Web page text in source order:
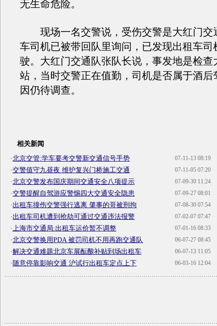
无生命危险。
现场一名交警说，受伤交警是大红门交
车司机已被带回队里询问，已发现出租车司
驶。大红门交通队张队长说，事发地是检查
站，当时交警正在值勤，司机是否属于酒后
因仍待调查。
相关新闻
07-11-13 08:19
·北京交管:学车要考交警新交通信号手势
07-11-05 07:20
·交警值守九昼夜 维护复兴门桥施工交通
07-09-30 11:24
·北京交警发布国庆期间交通安全八项提示
07-09-27 08:01
·交警提醒自驾游应警惕四大交通安全隐患
07-08-30 07:54
·出租车撞伤交警强行逃离 肇事的哥被刑拘
07-02-07 07:47
·出租车司机遭到抢劫可通过交通违法报警
07-01-16 08:33
· 上海市交通局:出租车运价暂不调整
06-07-27 08:45
·北京交警换用PDA 被罚司机不用再跑交通队
06-07-13 11:05
·解决交通难题北京车展酝酿补贴到场出租车
06-03-16 12:04
·随意停靠影响交通 沪试行出租车定点上下